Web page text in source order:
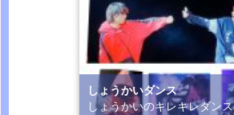
しょうかいダンス
しょうかいのキレキレダンス